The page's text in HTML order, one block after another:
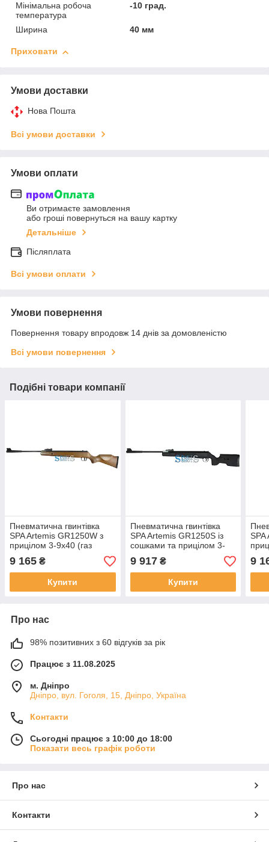
Мінімальна робоча
температура
-10 град.
Ширина 40 мм
Приховати
Умови доставки
Нова Пошта
Всі умови доставки
Умови оплати
Ви отримаєте замовлення
або гроші повернуться на вашу картку
Детальніше
Післяплата
Всі умови оплати
Умови повернення
Повернення товару впродовж 14 днів за домовленістю
Всі умови повернення
Подібні товари компанії
Пневматична гвинтівка
SPA Artemis GR1250W з
прицілом 3-9x40 (газ
пружина, ОП)
9 165 ₴
Купити
Пневматична гвинтівка
SPA Artemis GR1250S із
сошками та прицілом 3-
9x40 (газ пружина, ОП,
сошки)
9 917₴
Купити
SPA
9
Про нас
98% позитивних з 60 відгуків за рік
Працює з 11.08.2025
м. Дніпро
Дніпро, вул. Гоголя, 15, Дніпро, Україна
Контакти
Сьогодні працює з 10:00 до 18:00
Показати весь графік роботи
Про нас
Контакти